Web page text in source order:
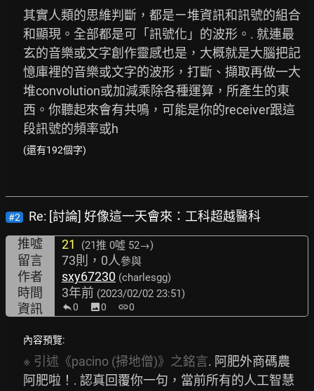
其實人類的思維判斷，都是ㄧ堆資訊和訊號的組合
和顯現。全部都是可「訊號化」的波形。. 就連最
玄的音樂或文字創作靈感也是，大概就是大腦把記
憶庫裡的音樂或文字的波形，打斷、擷取再做一大
堆convolution或加減乘除各種運算，所產生的東
西。你聽起來會有共鳴，可能是你的receiver跟這
段訊號的頻率或h
(還有192個字)
#2
Re: [討論] 好像這一天會來：工科超越醫科
推噓
21 (21推 0噓 52→)
留言 73則，0人參與
作者 sxy67230 (charlesgg)
時間 3年前 (2023/02/02 23:51)
資訊 0 image0 link0
內容預覽:
※ 引述《pacino (掃地僧)》之銘言. 阿肥外商碼農
阿肥啦！. 認真回覆你一句，當前所有的人工智慧